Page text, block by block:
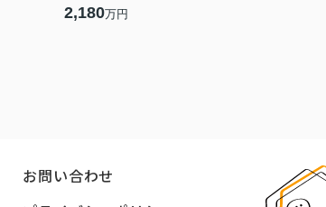
2,180万円
お問い合わせ